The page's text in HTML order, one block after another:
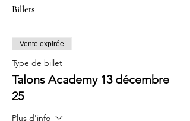
Billets
Vente expirée
Type de billet
Talons Academy 13 décembre
25
Plus d'info